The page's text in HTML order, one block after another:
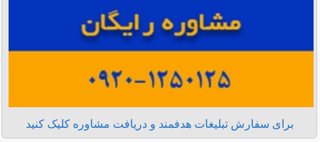
برای سفارش تبلیغات هدفمند و دریافت مشاوره کلیک کنید